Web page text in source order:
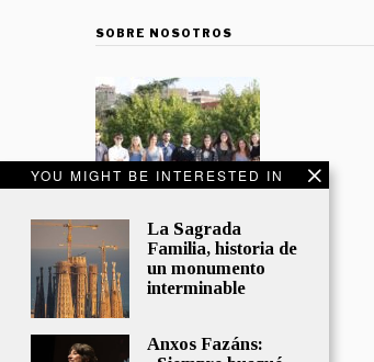
YOU MIGHT BE INTERESTED IN
La Sagrada
Familia, historia de
un monumento
interminable
Anxos Fazáns:
SOBRE NOSOTROS